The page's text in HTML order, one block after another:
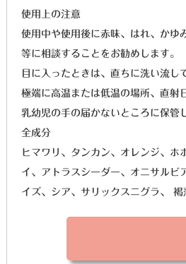
使用上の注意
使用中や使用後に赤味、はれ、かゆ
等に相談することをお勧めします。
目に入ったときは、直ちに洗い流し
極端に高温または低温の場所、直射
乳幼児の手の届かないところに保管
全成分
ヒマワリ、タンカン、オレンジ、
イ、アトラスシーダー、オニサルビ
イズ、シア、サリックスニグラ、